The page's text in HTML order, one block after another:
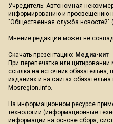
Учредитель: Автономная
информированию и просвещению
"Общественная служба новостей"
Мнение редакции может не
Скачать презентацию: Медиа-кит
При перепечатке или
ссылка на источник обязательна,
изданиях и на сайтах
Mosregion.info.
На информационном ресурсе
технологии (информационные
информации на основе сбора,